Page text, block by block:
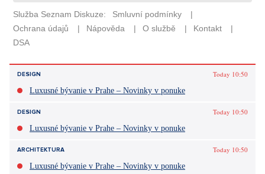
DESIGN
Today 10:50
Luxusné bývanie v Prahe – Novinky v ponuke
DESIGN
Today 10:50
Luxusné bývanie v Prahe – Novinky v ponuke
ARCHITEKTURA
Today 10:50
Luxusné bývanie v Prahe – Novinky v ponuke